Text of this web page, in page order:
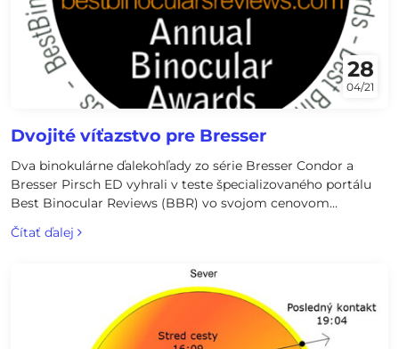
28
04/21
Dvojité víťazstvo pre Bresser
Dva binokulárne ďalekohľady zo série Bresser Condor a
Bresser Pirsch ED vyhrali v teste špecializovaného portálu
Best Binocular Reviews (BBR) vo svojom cenovom
segmente ocenenie „najlepší ďalekohľad". Bresser Pirsch
8x42 ED získal cenu za najlepší ďalekohľad do 400 €, teda vo
vyhral cenu najlepší ďalekohľad v cenovom segmente pod
Čítať ďalej